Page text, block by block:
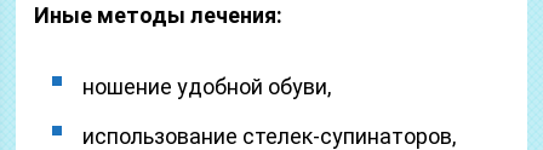
Иные методы лечения:
ношение удобной обуви,
использование стелек-супинаторов,